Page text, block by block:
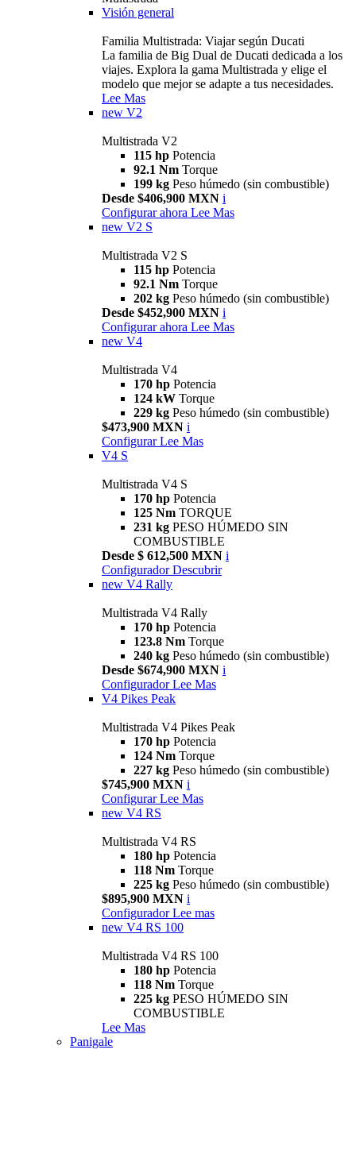
Visión general
Familia Multistrada: Viajar según Ducati
La familia de Big Dual de Ducati dedicada a los
viajes. Explora la gama Multistrada y elige el
modelo que mejor se adapte a tus necesidades.
Lee Mas
new V2
Multistrada V2
115 hp Potencia
92.1 Nm Torque
199 kg Peso húmedo (sin combustible)
Desde $406,900 MXN i
Configurar ahora Lee Mas
new V2 S
Multistrada V2 S
115 hp Potencia
92.1 Nm Torque
202 kg Peso húmedo (sin combustible)
Desde $452,900 MXN i
Configurar ahora Lee Mas
new V4
Multistrada V4
170 hp Potencia
124 kW Torque
229 kg Peso húmedo (sin combustible)
$473,900 MXN i
Configurar Lee Mas
V4 S
Multistrada V4 S
170 hp Potencia
125 Nm TORQUE
231 kg PESO HÚMEDO SIN
COMBUSTIBLE
Desde $ 612,500 MXN i
Configurador Descubrir
new V4 Rally
Multistrada V4 Rally
170 hp Potencia
123.8 Nm Torque
240 kg Peso húmedo (sin combustible)
Desde $674,900 MXN i
Configurador Lee Mas
V4 Pikes Peak
Multistrada V4 Pikes Peak
170 hp Potencia
124 Nm Torque
227 kg Peso húmedo (sin combustible)
$745,900 MXN i
Configurar Lee Mas
new V4 RS
Multistrada V4 RS
180 hp Potencia
118 Nm Torque
225 kg Peso húmedo (sin combustible)
$895,900 MXN i
Configurador Lee mas
new V4 RS 100
Multistrada V4 RS 100
180 hp Potencia
118 Nm Torque
225 kg PESO HÚMEDO SIN
COMBUSTIBLE
Lee Mas
Panigale